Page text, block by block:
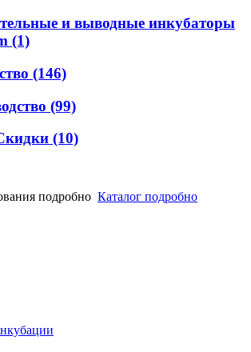
и выводные инкубаторы
(1)
(146)
(99)
(10)
Каталог подробно